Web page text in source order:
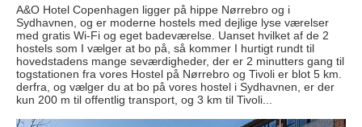
A&O Hotel Copenhagen ligger på hippe Nørrebro og i
Sydhavnen, og er moderne hostels med dejlige lyse værelser
med gratis Wi-Fi og eget badeværelse. Uanset hvilket af de 2
hostels som I vælger at bo på, så kommer I hurtigt rundt til
hovedstadens mange seværdigheder, der er 2 minutters gang til
togstationen fra vores Hostel på Nørrebro og Tivoli er blot 5 km.
derfra, og vælger du at bo på vores hostel i Sydhavnen, er der
kun 200 m til offentlig transport, og 3 km til Tivoli...